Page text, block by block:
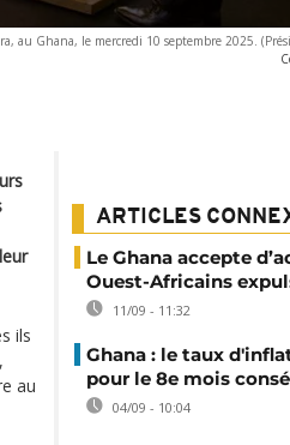
au Ghana, le mercredi 10 septembre 2025.
ils
au
ARTICLES
Le Ghana accepte
Ouest-Africains
11/09 - 11:32
Ghana : le taux
pour le 8e mois
04/09 - 10:04